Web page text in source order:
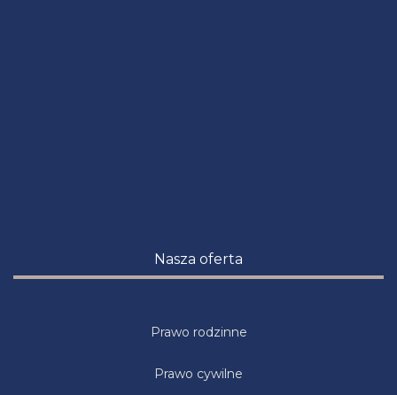
Nasza oferta
Prawo rodzinne
Prawo cywilne